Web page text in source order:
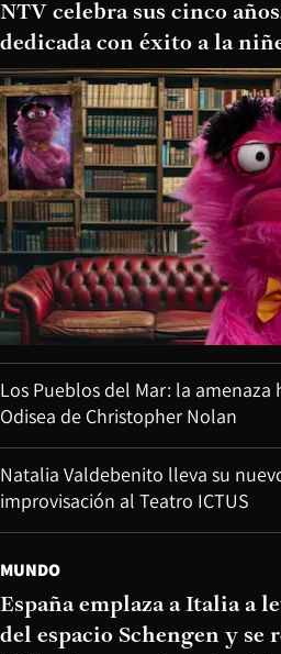
NTV celebra sus cinco
dedicada con éxito a la
Los Pueblos del Mar: la
Odisea de Christopher Nolan
Natalia Valdebenito lleva su
improvisación al Teatro ICTUS
MUNDO
España emplaza a Italia a
del espacio Schengen y se